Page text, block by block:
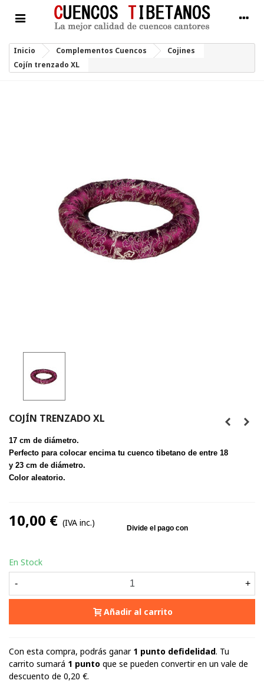
Inicio Complementos Cuencos
Cojines
Cojín trenzado XL
COJÍN TRENZADO XL
17 cm de diámetro.
Perfecto para colocar encima tu cuenco tibetano de entre 18
y 23 cm de diámetro.
Color aleatorio.
10,00 € (IVA inc.)
En Stock
- +
Añadir al carrito
Con esta compra, podrás ganar 1 punto defidelidad. Tu
carrito sumará 1 punto que se pueden convertir en un vale de
descuento de 0,20 €.